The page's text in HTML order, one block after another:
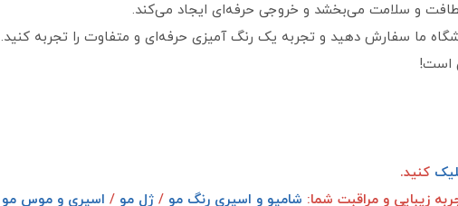
و سلامت می‌بخشد و خروجی حرفه‌ای ایجاد می‌کند.
ما سفارش دهید و تجربه یک رنگ‌ آمیزی حرفه‌ای و متفاوت را تجربه کنید.
است!
کنید.
زیبایی و مراقبت شما: شامپو و اسپری رنگ مو / ژل مو / اسپری و موس مو